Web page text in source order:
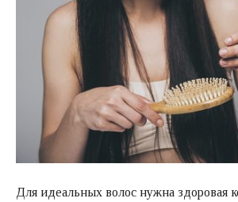
Для идеальных волос нужна здоровая